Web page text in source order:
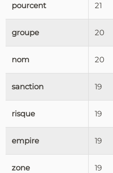
pourcent 21
groupe 20
nom 20
sanction 19
risque 19
empire 19
zone 19